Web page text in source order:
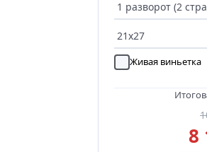
Живая виньетка
8